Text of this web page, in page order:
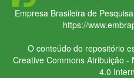
Empresa Brasileira de
https://
O conteúdo do repositório
Creative CommonsAtribuição -
4.0